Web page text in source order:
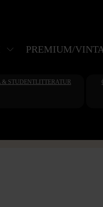
PREMIUM/
& STUDENTLITTERATUR